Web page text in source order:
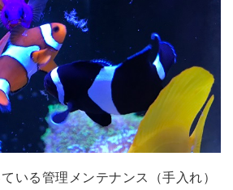
いる管理メンテナンス（手入れ）